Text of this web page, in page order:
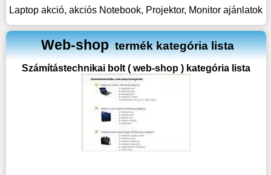
Laptop akció, akciós Notebook, Projektor, Monitor ajánlatok
Web-shop termék kategória lista
Számítástechnikai bolt ( web-shop ) kategória lista